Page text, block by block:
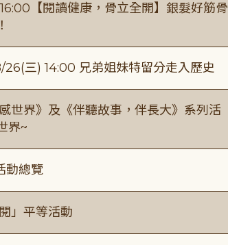
【閱讀健康，骨立全開】銀髮好筋骨
26(三) 14:00 兄弟姐妹特留分走入歷史
世界》及《伴聽故事，伴長大》系列活
界~
動總覽
」平等活動